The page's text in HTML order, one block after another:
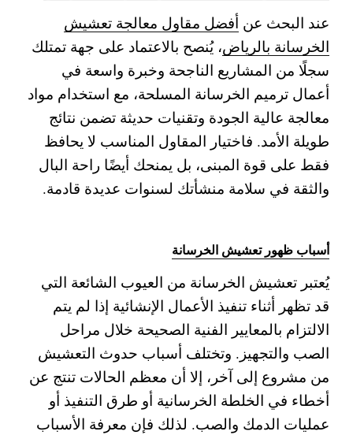
عند البحث عن أفضل مقاول معالجة تعشيش
الخرسانة بالرياض، يُنصح بالاعتماد على جهة تمتلك
سجلًا من المشاريع الناجحة وخبرة واسعة في
أعمال ترميم الخرسانة المسلحة، مع استخدام مواد
معالجة عالية الجودة وتقنيات حديثة تضمن نتائج
طويلة الأمد. فاختيار المقاول المناسب لا يحافظ
فقط على قوة المبنى، بل يمنحك أيضًا راحة البال
والثقة في سلامة منشأتك لسنوات عديدة قادمة.
أسباب ظهور تعشيش الخرسانة
يُعتبر تعشيش الخرسانة من العيوب الشائعة التي
قد تظهر أثناء تنفيذ الأعمال الإنشائية إذا لم يتم
الالتزام بالمعايير الفنية الصحيحة خلال مراحل
الصب والتجهيز. وتختلف أسباب حدوث التعشيش
من مشروع إلى آخر، إلا أن معظم الحالات تنتج عن
أخطاء في الخلطة الخرسانية أو طرق التنفيذ أو
عمليات الدمك والصب. لذلك فإن معرفة الأسباب